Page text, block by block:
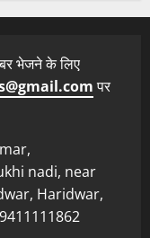
भेजने के लिए
पर
nadi, near
Haridwar,